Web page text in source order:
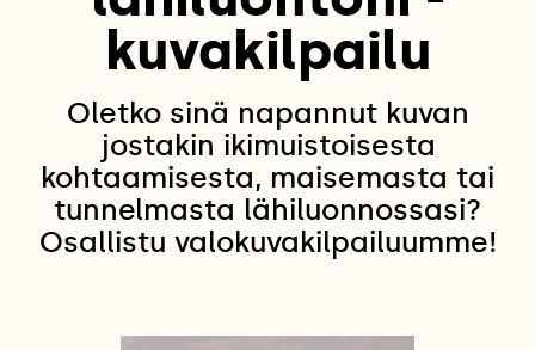
kuvakilpailu
Oletko sinä napannut kuvan
jostakin ikimuistoisesta
kohtaamisesta, maisemasta tai
tunnelmasta lähiluonnossasi?
Osallistu valokuvakilpailuumme!